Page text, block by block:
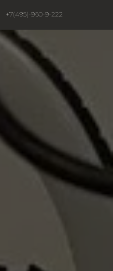
+7(495)-960-9-222